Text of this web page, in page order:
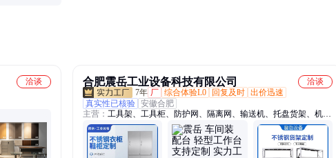
洽谈
合肥震岳工业设备科技有限公司
洽谈
7年 厂 综合体验L0 回复及时 出价迅速
真实性已核验 安徽合肥
主营： 工具架、工具柜、防护网、隔离网、输送机、托盘货架、机器
围栏、动力滚筒、车间滚筒、定制汽车、铝材货架、防护围网、货架
仓库、库房货架、烘干链板、磕碰双层、车间围栏、仓库围栏、隔断
浸塑、变速皮带、电动装车、皮带防滑、包装车间、仓储货架、定制